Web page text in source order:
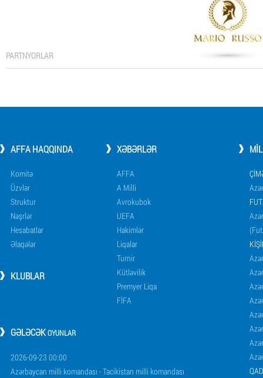
PARTNYORLAR
AFFA HAQQINDA
Komitə
Üzvlər
Struktur
Nəşrlər
Hesabatlar
Əlaqələr
KLUBLAR
XƏBƏRLƏR
AFFA
A Milli
Avrokubok
UEFA
Hakimlər
Liqalar
Turnir
Kütləvilik
Premyer Liqa
FİFA
GƏLƏCƏKOYUNLAR
2026-09-23 00:00
Azərbaycan milli komandası - Tacikistan milli komandası